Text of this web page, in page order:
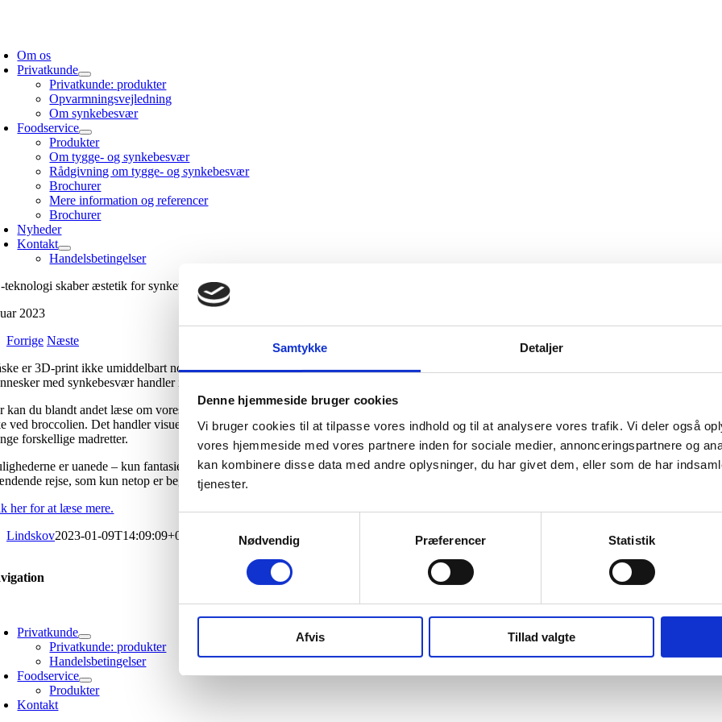
Samtykke Detaljer
Denne hjemmeside bruger cookies
Vi bruger cookies til at tilpasse vores indhold og til at analysere vores trafik. Vi deler også
vores hjemmeside med vores partnere inden for sociale medier, annonceringspartnere og
kan kombinere disse data med andre oplysninger, du har givet dem, eller som de har
tjenester.
Nødvendig
Præferencer Statistik
Afvis Tillad valgte
Om os
Privatkunde
Privatkunde: produkter
Opvarmningsvejledning
Om synkebesvær
Foodservice
Produkter
Om tygge- og synkebesvær
Rådgivning om tygge- og synkebesvær
Brochurer
Mere information og referencer
Brochurer
Nyheder
Kontakt
Handelsbetingelser
teknologi skaber æstetik for synkevenlig mad
2023
Forrige Næste
er 3D-print ikke umiddelbart noget, man forbinder med kulinariske oplevelser, men netop 3D-teknologi kan perfektionere den visuelle
med synkebesvær handler ikke udelukkende om konsistens og smag, men i lige så høj grad om æstetik.
kan du blandt andet læse om vores 3D-printede støbeforme til broccoli, som er blevet til på baggrund af CT-scanninger af broccoli i
ved broccolien. Det handler visuel æstetik. Det handler om detaljeringsgrad og virkelighedstro udformning af
forskellige madretter.
er uanede – kun fantasien sætter grænser. For os handler det om, at mennesker med synkebesvær skal kunne have nøjagtigt
rejse, som kun netop er begyndt.
her for at læse mere.
Lindskov2023-01-09T14:09:09+01:00
Privatkunde
Privatkunde: produkter
Handelsbetingelser
Foodservice
Produkter
Kontakt